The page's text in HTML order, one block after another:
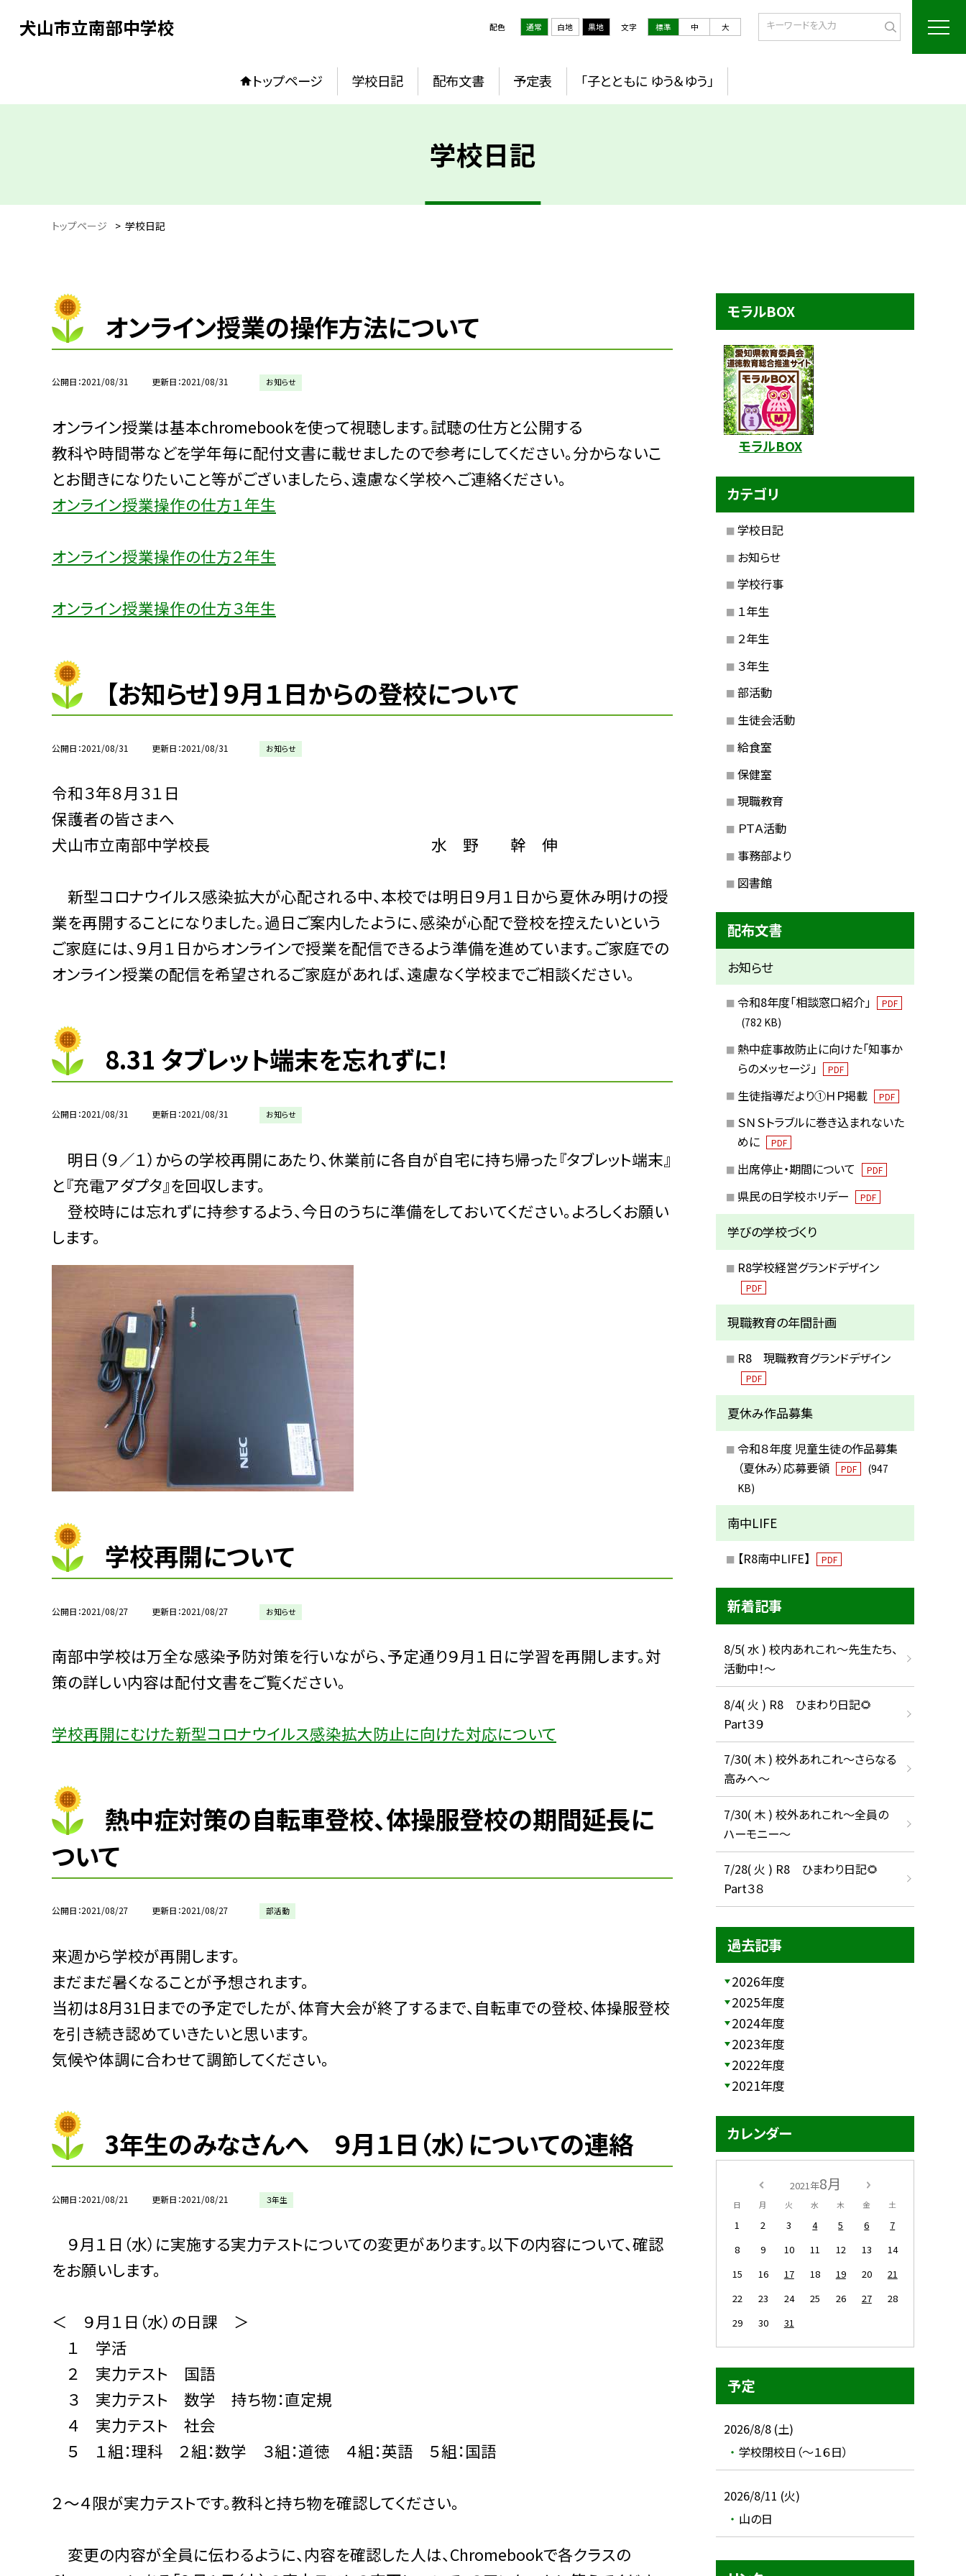
犬山市立南部中学校 配色 通常 白地 黒地 文字 標準 中 大
トップページ 学校日記 配布文書 予定表 「子とともに ゆう＆ゆう」
学校日記
トップページ > 学校日記
オンライン授業の操作方法について
公開日 2021/08/31 更新日 2021/08/31 お知らせ
オンライン授業は基本chromebookを使って視聴します。試聴の仕方と公開する
教科や時間帯などを学年毎に配付文書に載せましたので参考にしてください。分からないこ
とお聞きになりたいこと等がございましたら、遠慮なく学校へご連絡ください。
オンライン授業操作の仕方１年生
オンライン授業操作の仕方２年生
オンライン授業操作の仕方３年生
【お知らせ】９月１日からの登校について
公開日 2021/08/31 更新日 2021/08/31 お知らせ
令和３年８月３１日
保護者の皆さまへ
犬山市立南部中学校長 水 野 幹 伸
新型コロナウイルス感染拡大が心配される中、本校では明日９月１日から夏休み明けの授
業を再開することになりました。過日ご案内したように、感染が心配で登校を控えたいという
ご家庭には、９月１日からオンラインで授業を配信できるよう準備を進めています。ご家庭での
オンライン授業の配信を希望されるご家庭があれば、遠慮なく学校までご相談ください。
8.31 タブレット端末を忘れずに！
公開日 2021/08/31 更新日 2021/08/31 お知らせ
明日（９／１）からの学校再開にあたり、休業前に各自が自宅に持ち帰った『タブレット端末』
と『充電アダプタ』を回収します。
登校時には忘れずに持参するよう、今日のうちに準備をしておいてください。よろしくお願い
します。
学校再開について
公開日 2021/08/27 更新日 2021/08/27 お知らせ
南部中学校は万全な感染予防対策を行いながら、予定通り９月１日に学習を再開します。対
策の詳しい内容は配付文書をご覧ください。
学校再開にむけた新型コロナウイルス感染拡大防止に向けた対応について
熱中症対策の自転車登校、体操服登校の期間延長に
ついて
公開日 2021/08/27 更新日 2021/08/27 部活動
来週から学校が再開します。
まだまだ暑くなることが予想されます。
当初は8月31日までの予定でしたが、体育大会が終了するまで、自転車での登校、体操服登校
を引き続き認めていきたいと思います。
気候や体調に合わせて調節してください。
3年生のみなさんへ ９月１日（水）についての連絡
公開日 2021/08/21 更新日 2021/08/21 ３年生
９月１日（水）に実施する実力テストについての変更があります。以下の内容について、確認
をお願いします。
＜ ９月１日（水）の日課 ＞
１ 学活
２ 実力テスト 国語
３ 実力テスト 数学 持ち物：直定規
４ 実力テスト 社会
５ １組：理科 ２組：数学 ３組：道徳 ４組：英語 ５組：国語
２〜４限が実力テストです。教科と持ち物を確認してください。
変更の内容が全員に伝わるように、内容を確認した人は、Chromebookで各クラスの
モラルBOX
モラルBOX
カテゴリ
学校日記
お知らせ
学校行事
１年生
２年生
３年生
部活動
生徒会活動
給食室
保健室
現職教育
ＰＴＡ活動
事務部より
図書館
配布文書
お知らせ
令和8年度「相談窓口紹介」 PDF
(782 KB)
熱中症事故防止に向けた「知事か
らのメッセージ」
PDF
生徒指導だより①ＨＰ掲載 PDF
ＳＮＳトラブルに巻き込まれないた
めに
PDF
出席停止・期間について PDF
県民の日学校ホリデー PDF
学びの学校づくり
R8学校経営グランドデザイン
PDF
現職教育の年間計画
R8 現職教育グランドデザイン
PDF
夏休み作品募集
令和８年度 児童生徒の作品募集
（夏休み）応募要領
PDF
(947
KB)
南中LIFE
【R8南中LIFE】 PDF
新着記事
8/5( 水 ) 校内あれこれ〜先生たち、
活動中！〜
8/4( 火 ) R8 ひまわり日記🌻
Part３９
7/30( 木 ) 校外あれこれ〜さらなる
高みへ〜
7/30( 木 ) 校外あれこれ〜全員の
ハーモニー〜
7/28( 火 ) R8 ひまわり日記🌻
Part３８
過去記事
2026年度
2025年度
2024年度
2023年度
2022年度
2021年度
カレンダー
2021年8月
日 月 火 水 木 金 土
1 2 3 4 5 6
7
8
9 10 11 12 13
14
15
16 17 18 19 20
21
22
23 24 25 26 27
28
29
30 31
予定
2026/8/8 (土)
学校閉校日（～１６日）
2026/8/11 (火)
山の日